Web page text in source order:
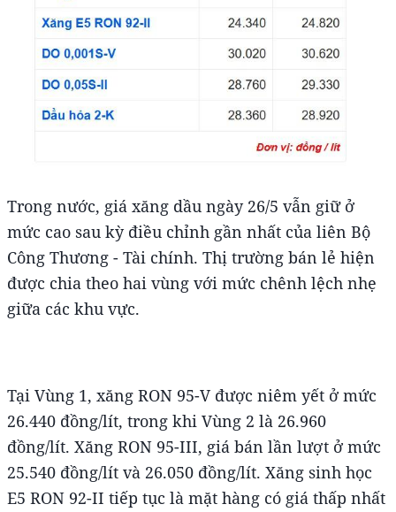
Trong nước, giá xăng dầu ngày 26/5 vẫn giữ ở
mức cao sau kỳ điều chỉnh gần nhất của liên Bộ
Công Thương - Tài chính. Thị trường bán lẻ hiện
được chia theo hai vùng với mức chênh lệch nhẹ
giữa các khu vực.
Tại Vùng 1, xăng RON 95-V được niêm yết ở mức
26.440 đồng/lít, trong khi Vùng 2 là 26.960
đồng/lít. Xăng RON 95-III, giá bán lần lượt ở mức
25.540 đồng/lít và 26.050 đồng/lít. Xăng sinh học
E5 RON 92-II tiếp tục là mặt hàng có giá thấp nhất